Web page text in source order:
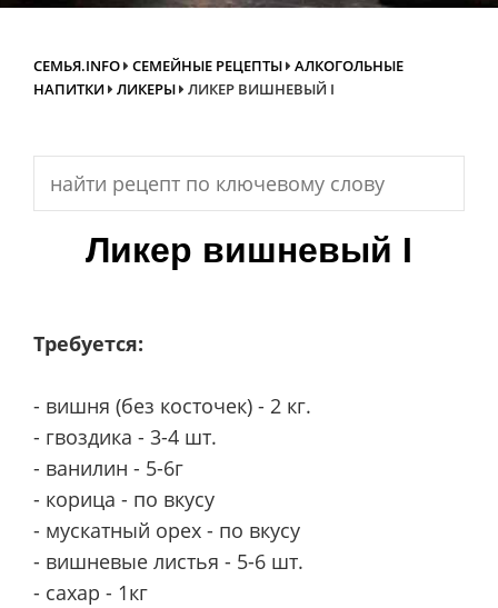
СЕМЬЯ.INFO СЕМЕЙНЫЕ РЕЦЕПТЫ
АЛКОГОЛЬНЫЕ
НАПИТКИ
ЛИКЕРЫ ЛИКЕР ВИШНЕВЫЙ I
Search
Ликер вишневый I
Требуется:
- вишня (без косточек) - 2 кг.
- гвоздика - 3-4 шт.
- ванилин - 5-6г
- корица - по вкусу
- мускатный орех - по вкусу
- вишневые листья - 5-6 шт.
- сахар - 1кг